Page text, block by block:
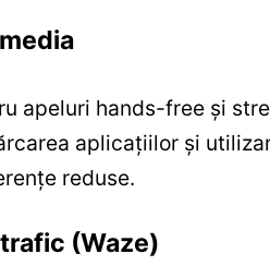
apeluri hands-free și
aplicațiilor și
reduse.
(Waze)